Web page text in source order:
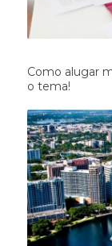
Como alugar
o tema!